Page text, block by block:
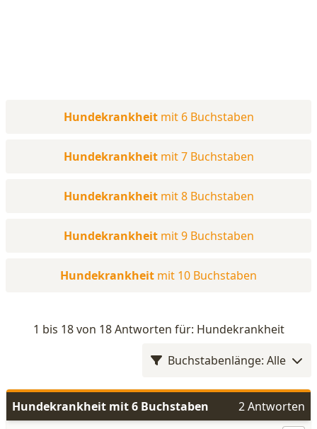
Hundekrankheit mit 6 Buchstaben
Hundekrankheit mit 7 Buchstaben
Hundekrankheit mit 8 Buchstaben
Hundekrankheit mit 9 Buchstaben
Hundekrankheit mit 10 Buchstaben
1 bis 18 von 18 Antworten für: Hundekrankheit
Buchstabenlänge: Alle
Hundekrankheit mit 6 Buchstaben
2 Antworten